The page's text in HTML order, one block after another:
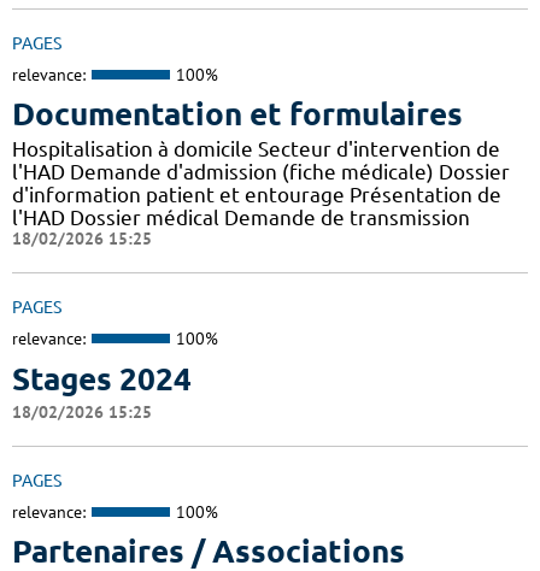
PAGES
relevance: 100%
Documentation et formulaires
Hospitalisation à domicile Secteur d'intervention de
l'HAD Demande d'admission (fiche médicale) Dossier
d'information patient et entourage Présentation de
l'HAD Dossier médical Demande de transmission
18/02/2026 15:25
PAGES
relevance: 100%
Stages 2024
18/02/2026 15:25
PAGES
relevance: 100%
Partenaires / Associations